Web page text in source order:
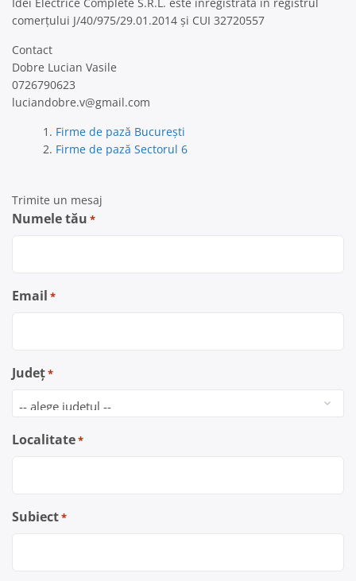
comerțului J/40/975/29.01.2014 și CUI 32720557
Contact
Dobre Lucian Vasile
0726790623
luciandobre.v@gmail.com
Firme de pază București
Firme de pază Sectorul 6
Trimite un mesaj
Numele tău *
Email *
Județ*
Localitate*
Subiect*